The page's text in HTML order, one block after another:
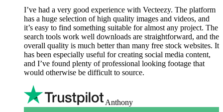
I’ve had a very good experience with Vecteezy. The platform
has a huge selection of high quality images and videos, and
it’s easy to find something suitable for almost any project. The
search tools work well downloads are straightforward, and the
overall quality is much better than many free stock websites. It
has been especially useful for creating social media content,
and I’ve found plenty of professional looking footage that
would otherwise be difficult to source.
Anthony